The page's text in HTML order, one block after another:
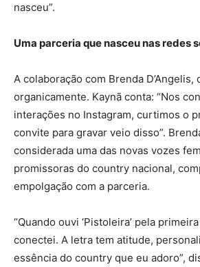
nasceu”.
Uma parceria que nasceu nas redes
A colaboração com Brenda D’Angelis,
organicamente. Kaynã conta: “Nos
interações no Instagram, curtimos o
convite para gravar veio disso”.
considerada uma das novas vozes
promissoras do country nacional,
empolgação com a parceria.
“Quando ouvi ‘Pistoleira’ pela
conectei. A letra tem atitude,
essência do country que eu adoro”,